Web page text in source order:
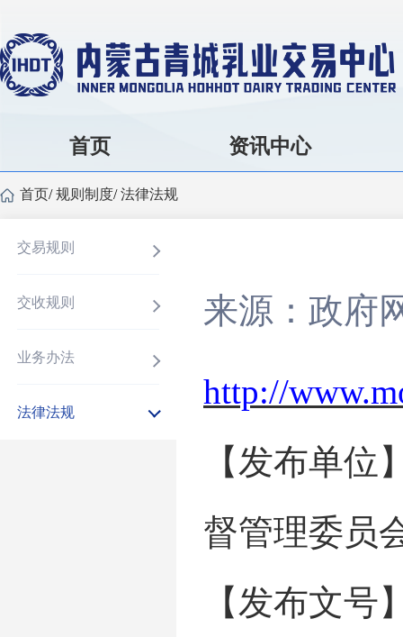
首页 资讯中心
首页/规则制度/法律法规
交易规则
交收规则
业务办法
法律法规
来源：政府
http://
【发布单
督管理委员
【发布文号